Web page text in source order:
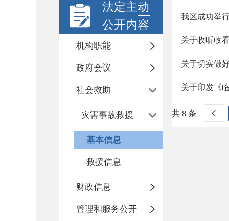
法定主动
公开内容
机构职能
政府会议
社会救助
灾害事故救援
基本信息
救援信息
财政信息
管理和服务公开
我区成功举
关于收听收
关于切实做
关于印发《
共 8 条